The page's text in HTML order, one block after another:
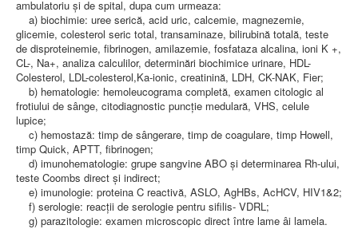
CONSILIUL DE ADMINISTRAŢIE
COMITET DIRECTOR
DECLARATIE MANAGER PRIVIND IMPLEMENTAREA
SISTEMULUI DE CALITATE 2019
PLAN MANAGEMENT
INTEGRITATE
ADMINISTRATIV
RESURSE UMANE
INFORMAŢII
PROGRAM VOLUNTARIAT
JURIDIC
LEGISLAȚIE
ECONOMIC
ambulatoriu şi de spital, dupa cum urmeaza:
a) biochimie: uree serică, acid uric, calcemie, magnezemie,
glicemie, colesterol seric total, transaminaze, bilirubină totală, teste
de disproteinemie, fibrinogen, amilazemie, fosfataza alcalina, ioni K +,
CL-, Na+, analiza calculilor, determinări biochimice urinare, HDL-
Colesterol, LDL-colesterol,Ka-ionic, creatinină, LDH, CK-NAK, Fier;
b) hematologie: hemoleucograma completă, examen citologic al
frotiului de sânge, citodiagnostic puncţie medulară, VHS, celule
lupice;
c) hemostază: timp de sângerare, timp de coagulare, timp Howell,
timp Quick, APTT, fibrinogen;
d) imunohematologie: grupe sangvine ABO şi determinarea Rh-ului,
teste Coombs direct şi indirect;
e) imunologie: proteina C reactivă, ASLO, AgHBs, AcHCV, HIV1&2;
f) serologie: reacţii de serologie pentru sifilis- VDRL;
g) parazitologie: examen microscopic direct între lame âi lamela.